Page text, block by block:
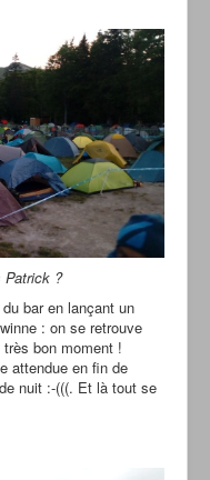
Patrick ?
bar en lançant un
: on se retrouve
bon moment !
attendue en fin de
nuit :-(((. Et là tout se